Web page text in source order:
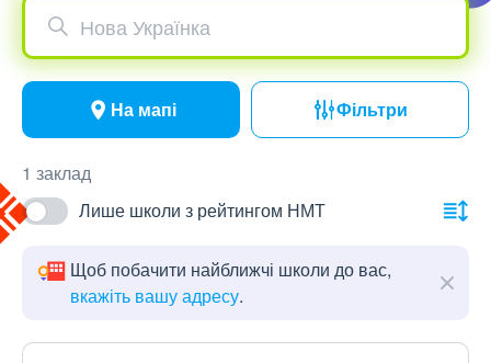
Нова Українка
На мапі Фільтри
1 заклад
Лише школи з рейтингом НМТ
Щоб побачити найближчі школи до вас,
вкажіть вашу адресу.